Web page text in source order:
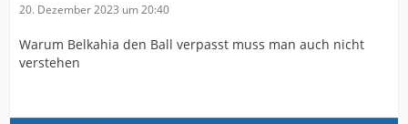
20. Dezember 2023 um 20:40
Warum Belkahia den Ball verpasst muss man auch nicht
verstehen